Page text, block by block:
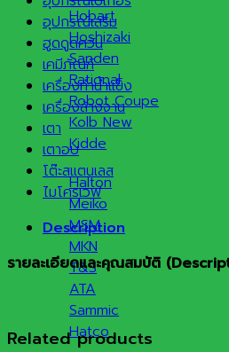
Hobart
Hoshizaki
Sanden
Rational
Robot Coupe
Kolb
Kidde
Halton
Meiko
MSM
MKN
T&S
ATA
Sammic
Hatco
อุปกรณ์เสริม
ฮูดดูดควัน
เคมีภัณฑ์
เครื่องทำน้ำแข็ง
เครื่องล้างจาน
เตา
เตาอบ
โต๊ะสแตนเลส
ไมโครเวฟ
Description
รายละเอียดและคุณสมบัติ (
Related products